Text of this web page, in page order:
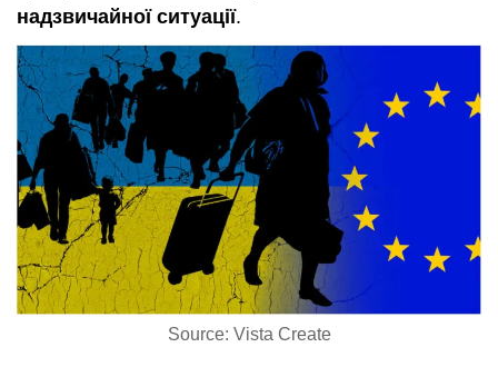
надзвичайної ситуації.
Source: Vista Create